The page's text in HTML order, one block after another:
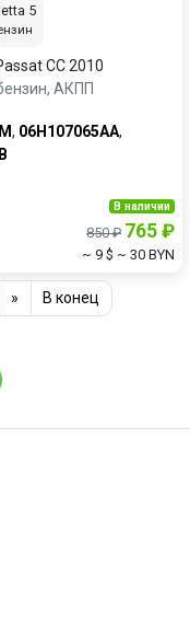
5
CC 2010
АКПП
, 06H107065AA,
В наличии
850 ₽ 765 ₽
~ 9 $ ~ 30 BYN
» В конец